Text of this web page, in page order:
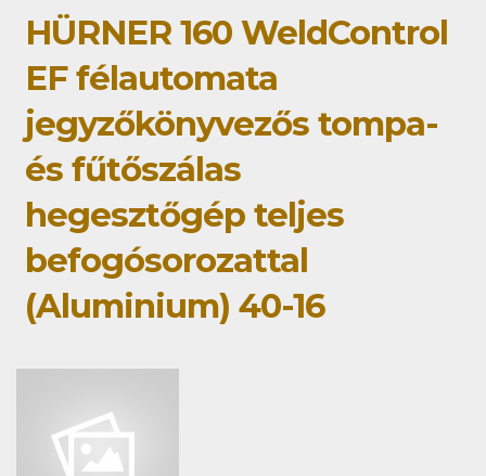
HÜRNER 160 WeldControl
EF félautomata
jegyzőkönyvezős tompa-
és fűtőszálas
hegesztőgép teljes
befogósorozattal
(Aluminium) 40-16